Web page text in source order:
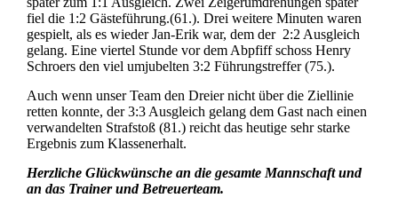
fiel die 1:2 Gästeführung.(61.). Drei weitere Minuten waren
gespielt, als es wieder Jan-Erik war, dem der 2:2 Ausgleich
gelang. Eine viertel Stunde vor dem Abpfiff schoss Henry
Schroers den viel umjubelten 3:2 Führungstreffer (75.).
Auch wenn unser Team den Dreier nicht über die Ziellinie
retten konnte, der 3:3 Ausgleich gelang dem Gast nach einen
verwandelten Strafstoß (81.) reicht das heutige sehr starke
Ergebnis zum Klassenerhalt.
Herzliche Glückwünsche an die gesamte Mannschaft und
an das Trainer und Betreuerteam.